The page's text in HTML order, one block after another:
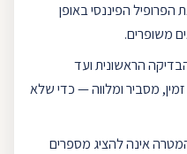
הפיננסי באופן
משופרים.
הראשונית ועד
מסביר ומלווה — כדי שלא
אינה להציג מספרים